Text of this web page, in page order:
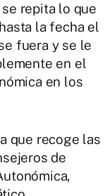
repita lo que
la fecha el
fuera y se le
en el
en los
que recoge las
de